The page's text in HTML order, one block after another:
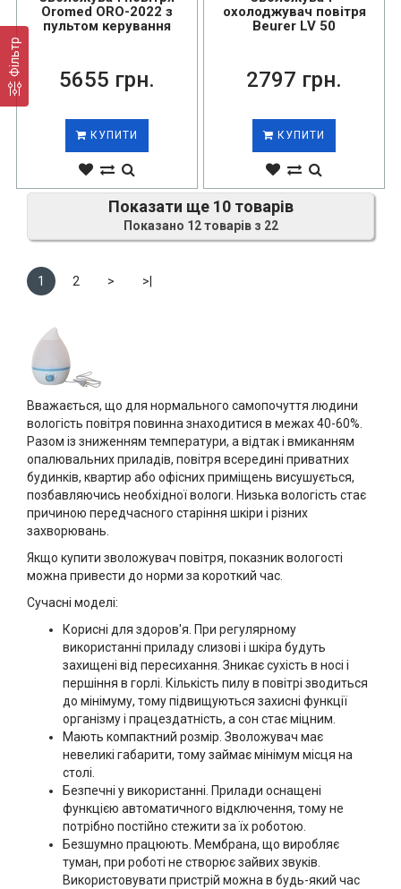
Фільтр
Oromed ORO-2022 з
пультом керування
5655 грн.
КУПИТИ
охолоджувач повітря
Beurer LV 50
2797 грн.
КУПИТИ
Показати ще 10 товарів
Показано 12 товарів з 22
1 2 > >|
Вважається, що для нормального самопочуття людини
вологість повітря повинна знаходитися в межах 40-60%.
Разом із зниженням температури, а відтак і вмиканням
опалювальних приладів, повітря всередині приватних
будинків, квартир або офісних приміщень висушується,
позбавляючись необхідної вологи. Низька вологість стає
причиною передчасного старіння шкіри і різних
захворювань.
Якщо купити зволожувач повітря, показник вологості
можна привести до норми за короткий час.
Сучасні моделі:
Корисні для здоров'я. При регулярному
використанні приладу слизові і шкіра будуть
захищені від пересихання. Зникає сухість в носі і
першіння в горлі. Кількість пилу в повітрі зводиться
до мінімуму, тому підвищуються захисні функції
організму і працездатність, а сон стає міцним.
Мають компактний розмір. Зволожувач має
невеликі габарити, тому займає мінімум місця на
столі.
Безпечні у використанні. Прилади оснащені
функцією автоматичного відключення, тому не
потрібно постійно стежити за їх роботою.
Безшумно працюють. Мембрана, що виробляє
туман, при роботі не створює зайвих звуків.
Використовувати пристрій можна в будь-який час